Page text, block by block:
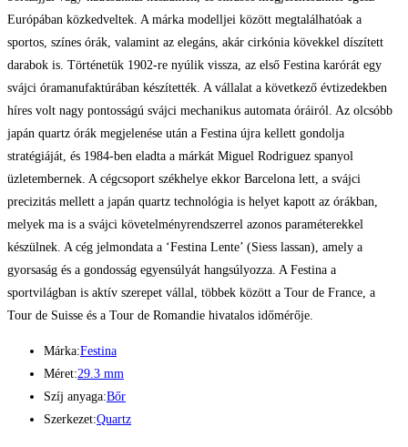
Európában közkedveltek. A márka modelljei között megtalálhatóak a
sportos, színes órák, valamint az elegáns, akár cirkónia kövekkel díszített
darabok is. Történetük 1902-re nyúlik vissza, az első Festina karórát egy
svájci óramanufaktúrában készítették. A vállalat a következő évtizedekben
híres volt nagy pontosságú svájci mechanikus automata óráiról. Az olcsóbb
japán quartz órák megjelenése után a Festina újra kellett gondolja
stratégiáját, és 1984-ben eladta a márkát Miguel Rodriguez spanyol
üzletembernek. A cégcsoport székhelye ekkor Barcelona lett, a svájci
precizitás mellett a japán quartz technológia is helyet kapott az órákban,
melyek ma is a svájci követelményrendszerrel azonos paraméterekkel
készülnek. A cég jelmondata a ‘Festina Lente’ (Siess lassan), amely a
gyorsaság és a gondosság egyensúlyát hangsúlyozza. A Festina a
sportvilágban is aktív szerepet vállal, többek között a Tour de France, a
Tour de Suisse és a Tour de Romandie hivatalos időmérője.
Márka:Festina
Méret:29.3 mm
Szíj anyaga:Bőr
Szerkezet:Quartz